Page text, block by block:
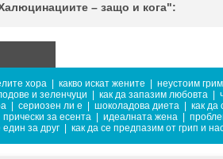
– защо и кога":
хора какво искат жените
неустоим грим
и зеленчуци
как да запазим любовта
сериозен ли е шоколадова диета
как да
прически за есента идеалната жена
за друг
как да се предпазим от грип и